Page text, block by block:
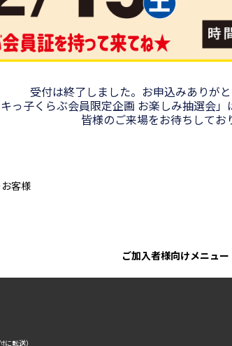
受付は終了しました。お申込みありがと
キっ子くらぶ会員限定企画 お楽しみ抽選会」
皆様のご来場をお待ちしてお
客様
ご加入者様向けメニュー
転送）